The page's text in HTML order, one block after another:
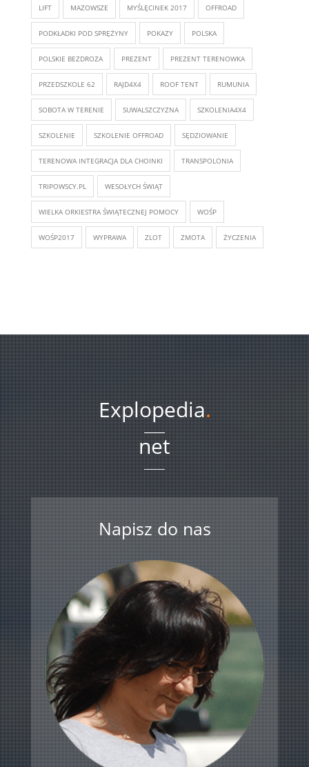
LIFT MAZOWSZE MYŚLĘCINEK 2017 OFFROAD
PODKŁADKI POD SPRĘŻYNY POKAZY POLSKA
POLSKIE BEZDROZA PREZENT PREZENT TERENOWKA
PRZEDSZKOLE 62 RAJD4X4 ROOF TENT RUMUNIA
SOBOTA W TERENIE SUWALSZCZYZNA SZKOLENIA4X4
SZKOLENIE SZKOLENIE OFFROAD SĘDZIOWANIE
TERENOWA INTEGRACJA DLA CHOINKI TRANSPOLONIA
TRIPOWSCY.PL WESOŁYCH ŚWIĄT
WIELKA ORKIESTRA ŚWIĄTECZNEJ POMOCY WOŚP
WOŚP2017 WYPRAWA ZLOT ZMOTA ŻYCZENIA
Explopedia.
net
Napisz do nas